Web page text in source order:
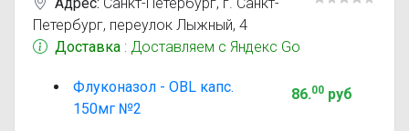
Петербург, переулок Лыжный, 4
Доставка : Доставляем с Яндекс Go
Флуконазол - OBL капс.
150мг №2
86.00руб